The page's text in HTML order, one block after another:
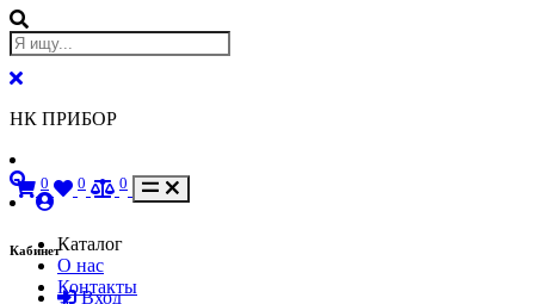
НК ПРИБОР
Кабинет
Вход
0 0 0
Каталог
О нас
Контакты